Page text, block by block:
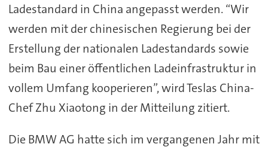
Ladestandard in China angepasst werden. “Wir
werden mit der chinesischen Regierung bei der
Erstellung der nationalen Ladestandards sowie
beim Bau einer öffentlichen Ladeinfrastruktur in
vollem Umfang kooperieren”, wird Teslas China-
Chef Zhu Xiaotong in der Mitteilung zitiert.
Die BMW AG hatte sich im vergangenen Jahr mit